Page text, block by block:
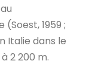
1959 ;
Italie dans le
2 200 m.